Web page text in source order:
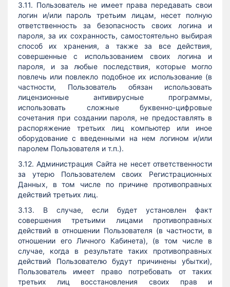
3.11. Пользователь не имеет права передавать свои
логин и/или пароль третьим лицам, несет полную
ответственность за безопасность своих логина и
пароля, за их сохранность, самостоятельно выбирая
способ их хранения, а также за все действия,
совершенные с использованием своих логина и
пароля, и за любые последствия, которые могло
повлечь или повлекло подобное их использование (в
частности, Пользователь обязан использовать
лицензионные антивирусные программы,
использовать сложные буквенно-цифровые
сочетания при создании пароля, не предоставлять в
распоряжение третьих лиц компьютер или иное
оборудование с введенными на нем логином и/или
паролем Пользователя и т.п.).
3.12. Администрация Сайта не несет ответственности
за утерю Пользователем своих Регистрационных
Данных, в том числе по причине противоправных
действий третьих лиц.
3.13. В случае, если будет установлен факт
совершения третьими лицами противоправных
действий в отношении Пользователя (в частности, в
отношении его Личного Кабинета), (в том числе в
случае, когда в результате таких противоправных
действий Пользователю будут причинены убытки),
Пользователь имеет право потребовать от таких
третьих лиц восстановления своих прав и